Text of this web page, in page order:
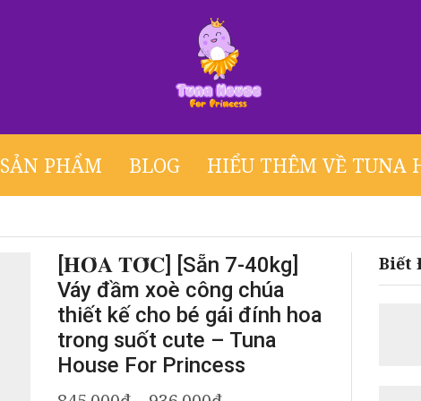
SẢN PHẨM BLOG HIỂU THÊM VỀ TUNA
[𝐇𝐎̉𝐀 𝐓𝐎̂́𝐂] [Sẵn 7-40kg]
Váy đầm xoè công chúa
thiết kế cho bé gái đính hoa
trong suốt cute – Tuna
House For Princess
Biết